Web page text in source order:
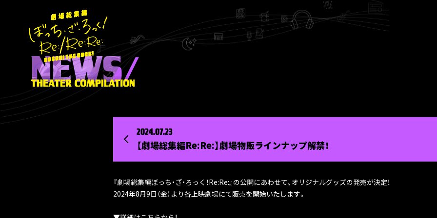
2024.07.23
【劇場総集編Re:Re:】劇場物販ラインナップ解禁！
『劇場総集編ぼっち・ざ・ろっく！Re:Re:』の公開にあわせて、オリジナルグッズの発売が決定！
2024年8月9日（金）より各上映劇場にて販売を開始いたします。